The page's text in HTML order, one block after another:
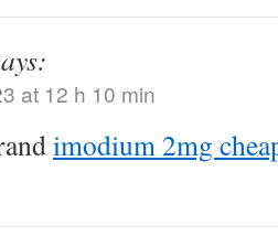
at 12 h 10 min
imodium 2mg